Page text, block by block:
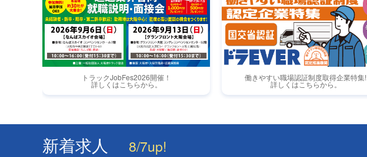
トラックJobFes2026開催！
詳しくはこちらから。
働きやすい職場認証制度取得企業特集!
詳しくはこちらから。
新着求人 8/7up!